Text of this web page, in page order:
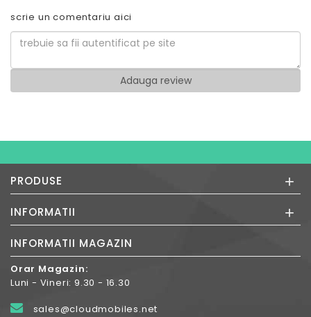
scrie un comentariu aici
PRODUSE +
INFORMATII +
INFORMATII MAGAZIN
Orar Magazin:
Luni - Vineri: 9.30 - 16.30
sales@cloudmobiles.net